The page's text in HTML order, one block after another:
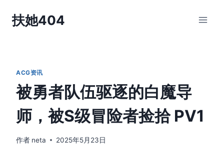
扶她404
ACG资讯
被勇者队伍驱逐的白魔导
师，被S级冒险者捡拾 PV1
作者 neta 2025年5月23日